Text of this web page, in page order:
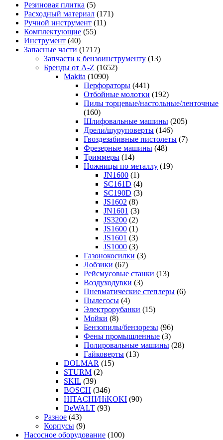
Резиновая плитка (5)
Расходный материал (171)
Ручной инструмент (11)
Комплектующие (55)
Инструмент (40)
Запасные части (1717)
Запчасти к бензоинструменту (13)
Бренды от A-Z (1652)
Makita (1090)
Перфораторы (441)
Отбойные молотки (192)
Пилы торцевые/настольные/ленточные
(160)
Шлифовальные машины (205)
Дрели/шуруповерты (146)
Гвоздезабивные пистолеты (7)
Фрезерные машины (48)
Триммеры (14)
Ножницы по металлу (19)
JN1600 (1)
SC161D (4)
SC190D (3)
JS1602 (8)
JN1601 (3)
JS3200 (2)
JS1600 (1)
JS1601 (3)
JS1000 (3)
Газонокосилки (3)
Лобзики (67)
Рейсмусовые станки (13)
Воздуходувки (3)
Пневматические степлеры (6)
Пылесосы (4)
Электрорубанки (15)
Мойки (8)
Бензопилы/бензорезы (96)
Фены промышленные (3)
Полировальные машины (28)
Гайковерты (13)
DOLMAR (15)
STURM (2)
SKIL (39)
BOSCH (346)
HITACHI/HiKOKI (90)
DeWALT (93)
Разное (43)
Корпусы (9)
Насосное оборудование (100)